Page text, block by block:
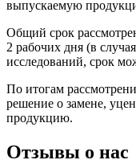
выпускаемую
Общий срок
2 рабочих дня (в
исследований, срок
По итогам
решение о замене,
продукцию.
Отзывы о нас